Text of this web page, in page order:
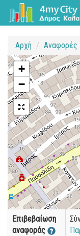
Αρχή Αναφορές
+
−
Επιβεβαίωση
αναφοράς